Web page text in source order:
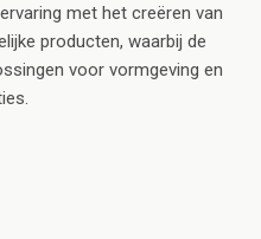
met het creëren van
producten, waarbij de
voor vormgeving en